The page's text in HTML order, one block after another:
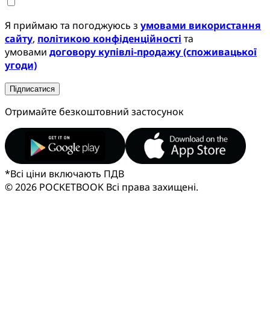
Я приймаю та погоджуюсь з умовами використання
сайту, політикою конфіденційності та
умовами договору купівлі-продажу (споживацької
угоди)
Підписатися
Отримайте безкоштовний застосунок
*Всі ціни включають ПДВ
© 2026 POCKETBOOK Всі права захищені.